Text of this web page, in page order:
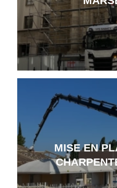
MISE EN